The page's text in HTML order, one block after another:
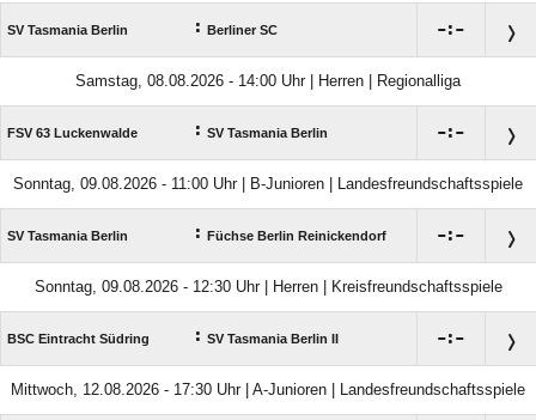
SV Tasmania Berlin : Berliner SC :
Samstag, 08.08.2026 - 14:00 Uhr | Herren | Regionalliga
FSV 63 Luckenwalde : SV Tasmania Berlin :
Sonntag, 09.08.2026 - 11:00 Uhr | B-Junioren | Landesfreundschaftsspiele
SV Tasmania Berlin : Füchse Berlin Reinickendorf :
Sonntag, 09.08.2026 - 12:30 Uhr | Herren | Kreisfreundschaftsspiele
BSC Eintracht Südring : SV Tasmania Berlin II :
Mittwoch, 12.08.2026 - 17:30 Uhr | A-Junioren | Landesfreundschaftsspiele